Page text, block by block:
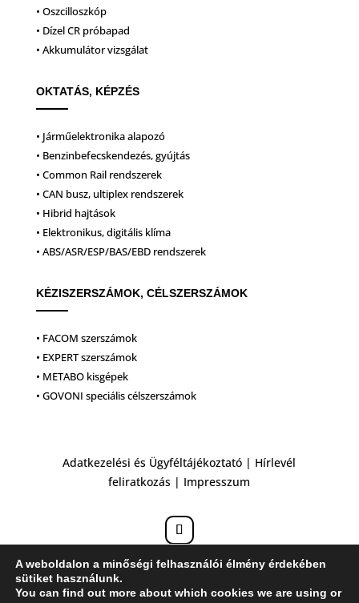
• Oszcilloszkóp
• Dízel CR próbapad
• Akkumulátor vizsgálat
OKTATÁS, KÉPZÉS
• Járműelektronika alapozó
• Benzinbefecskendezés, gyújtás
• Common Rail rendszerek
• CAN busz, ultiplex rendszerek
• Hibrid hajtások
• Elektronikus, digitális klíma
• ABS/ASR/ESP/BAS/EBD rendszerek
KÉZISZERSZÁMOK, CÉLSZERSZÁMOK
• FACOM szerszámok
• EXPERT szerszámok
• METABO kisgépek
• GOVONI speciális célszerszámok
Adatkezelési és Ügyféltájékoztató | Hírlevél
feliratkozás | Impresszum
A weboldalon a minőségi felhasználói élmény érdekében
sütiket használunk.
You can find out more about which cookies we are using or